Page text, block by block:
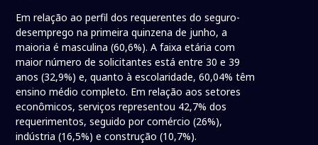
Em relação ao perfil dos requerentes do seguro-
desemprego na primeira quinzena de junho, a
maioria é masculina (60,6%). A faixa etária com
maior número de solicitantes está entre 30 e 39
anos (32,9%) e, quanto à escolaridade, 60,04% têm
ensino médio completo. Em relação aos setores
econômicos, serviços representou 42,7% dos
requerimentos, seguido por comércio (26%),
indústria (16,5%) e construção (10,7%).